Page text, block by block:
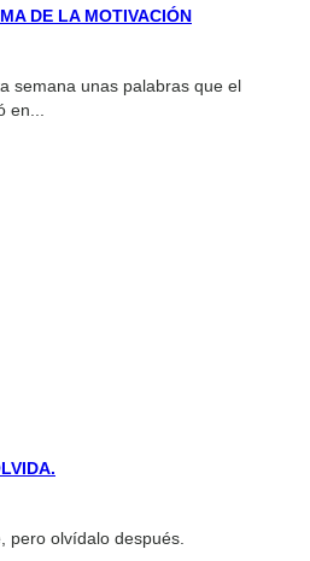
DE LA MOTIVACIÓN
semana unas palabras que el
en...
pero olvídalo después.